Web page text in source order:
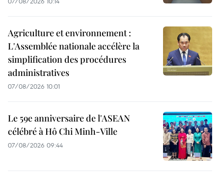
Agriculture et environnement :
L'Assemblée nationale accélère la
simplification des procédures
administratives
07/08/2026 10:01
Le 59e anniversaire de l'ASEAN
célébré à Hô Chi Minh-Ville
07/08/2026 09:44